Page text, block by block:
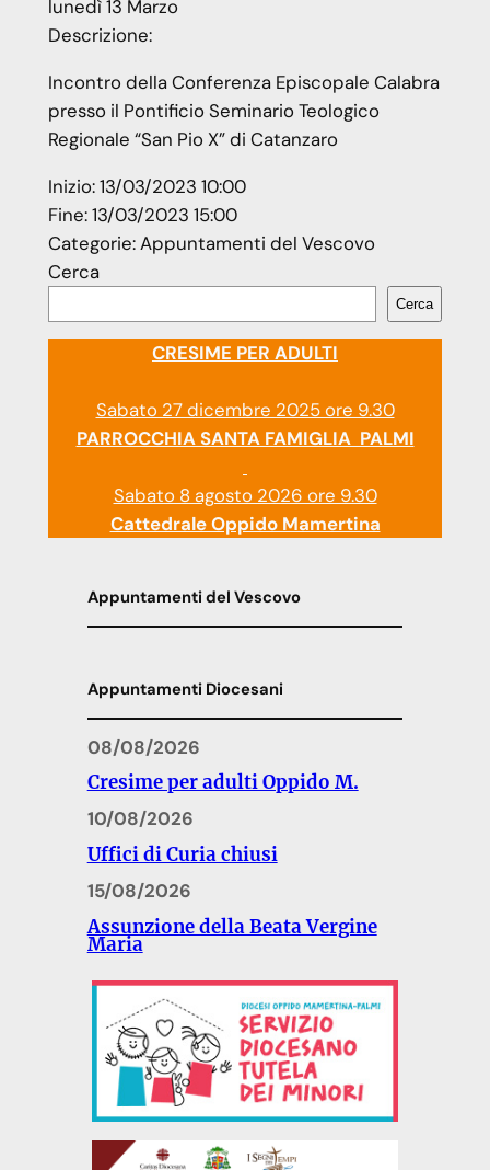
lunedì13 Marzo
Descrizione:
Incontro della Conferenza Episcopale Calabra
presso il Pontificio Seminario Teologico
Regionale “San Pio X” di Catanzaro
Inizio:13/03/2023 10:00
Fine:13/03/2023 15:00
Categorie:Appuntamenti del Vescovo
Cerca
Cerca
CRESIME PER ADULTI
Sabato 27 dicembre 2025 ore 9.30
PARROCCHIA SANTA FAMIGLIA PALMI
Sabato 8 agosto 2026 ore 9.30
Cattedrale Oppido Mamertina
Appuntamenti del Vescovo
Appuntamenti Diocesani
08/08/2026
Cresime per adulti Oppido M.
10/08/2026
Uffici di Curia chiusi
15/08/2026
Assunzione della Beata Vergine
Maria